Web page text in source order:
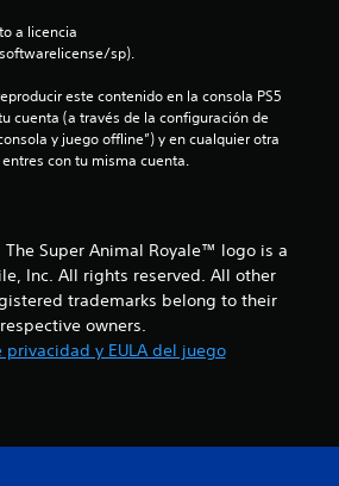
a licencia
sp).
este contenido en la consola PS5
cuenta (a través de la configuración de
y juego offline”) y en cualquier otra
con tu misma cuenta.
Super Animal Royale™ logo is a
Inc. All rights reserved. All other
trademarks belong to their
respective owners.
privacidad y EULA del juego